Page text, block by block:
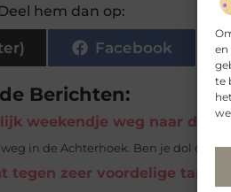
en
te
hem dan op:
Facebook
Berichten:
weekendje weg naar de
in de Achterhoek. Ben je dol op
tegen zeer voordelige